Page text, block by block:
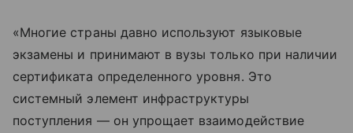
«Многие страны давно используют языковые
экзамены и принимают в вузы только при наличии
сертификата определенного уровня. Это
системный элемент инфраструктуры
поступления — он упрощает взаимодействие